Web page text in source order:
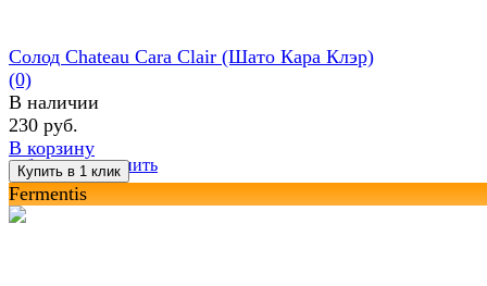
избранное сравнить
Солод Chateau Cara Clair (Шато Кара Клэр)
(0)
В наличии
230 руб.
В корзину
Fermentis